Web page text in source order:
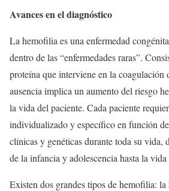
Avances en el diagnóstico
La hemofilia es una enfermedad
dentro de las “enfermedades raras”.
proteína que interviene en la coagulación
ausencia implica un aumento del riesgo
la vida del paciente. Cada paciente
individualizado y específico en función
clínicas y genéticas durante toda su vida,
de la infancia y adolescencia hasta la vida
Existen dos grandes tipos de hemofilia: